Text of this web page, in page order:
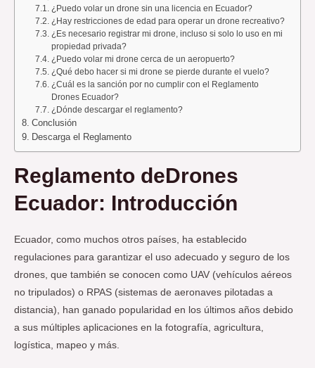
¿Puedo volar un drone sin una licencia en Ecuador?
¿Hay restricciones de edad para operar un drone recreativo?
¿Es necesario registrar mi drone, incluso si solo lo uso en mi
propiedad privada?
¿Puedo volar mi drone cerca de un aeropuerto?
¿Qué debo hacer si mi drone se pierde durante el vuelo?
¿Cuál es la sanción por no cumplir con el Reglamento
Drones Ecuador?
¿Dónde descargar el reglamento?
Conclusión
Descarga el Reglamento
Reglamento deDrones
Ecuador: Introducción
Ecuador, como muchos otros países, ha establecido
regulaciones para garantizar el uso adecuado y seguro de los
drones, que también se conocen como UAV (vehículos aéreos
no tripulados) o RPAS (sistemas de aeronaves pilotadas a
distancia), han ganado popularidad en los últimos años debido
a sus múltiples aplicaciones en la fotografía, agricultura,
logística, mapeo y más.